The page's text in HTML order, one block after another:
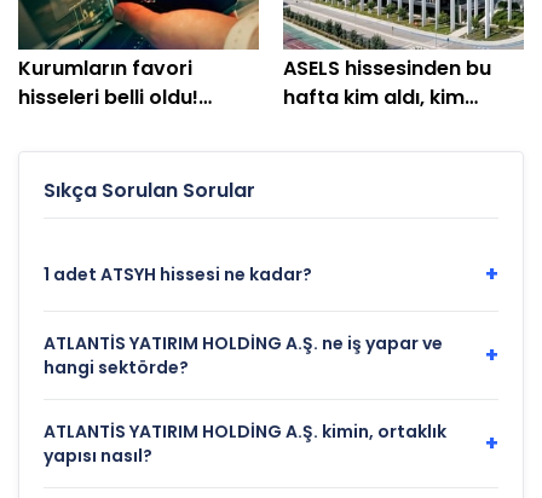
Kurumların favori
hisseleri belli oldu!
bekleniyor
ASELS hissesinden bu
hafta kim aldı, kim
Sıkça Sorulan Sorular
1 adet ATSYH hissesi ne kadar? +
ATLANTİS YATIRIM HOLDİNG A.Ş. ne iş yapar ve
hangi sektörde?
+
ATLANTİS YATIRIM HOLDİNG A.Ş. kimin, ortaklık
yapısı nasıl?
+